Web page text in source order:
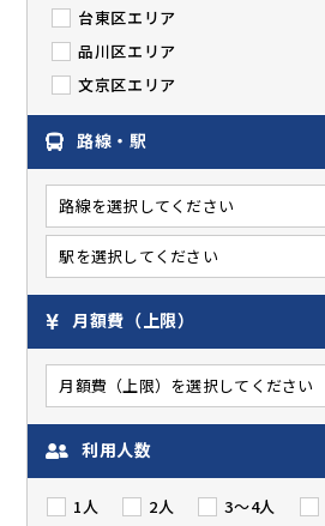
台東区エリア
品川区エリア
文京区エリア
路線・駅
月額費（上限）
利用人数
1人 2人 3～4人